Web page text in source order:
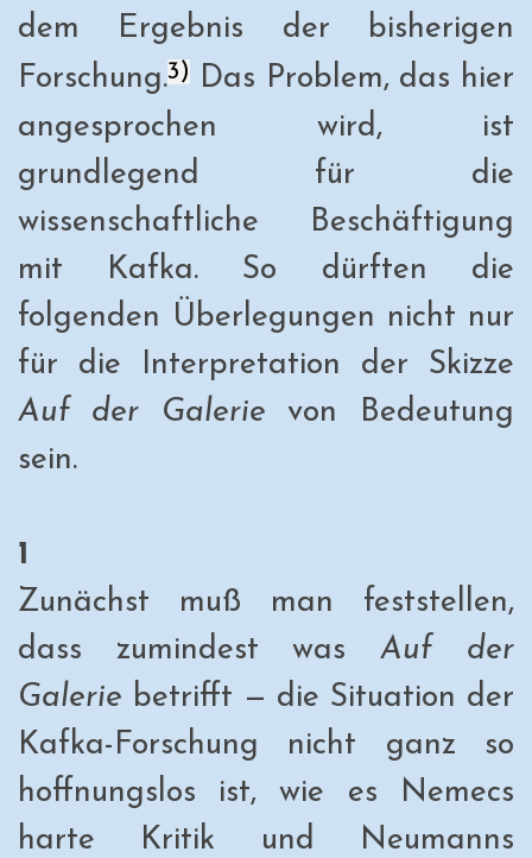
dem Ergebnis der bisherigen
Forschung.3)
Das Problem, das hier
angesprochen wird, ist
grundlegend für die
wissenschaftliche Beschäftigung
mit Kafka. So dürften die
folgenden Überlegungen nicht nur
für die Interpretation der Skizze
Auf der Galerievon Bedeutung
sein.
1
Zunächst muß man feststellen,
dass zumindest wasAuf der
Galerie betrifft — die Situation der
Kafka-Forschung nicht ganz so
hoffnungslos ist, wie es Nemecs
harte Kritik und Neumanns